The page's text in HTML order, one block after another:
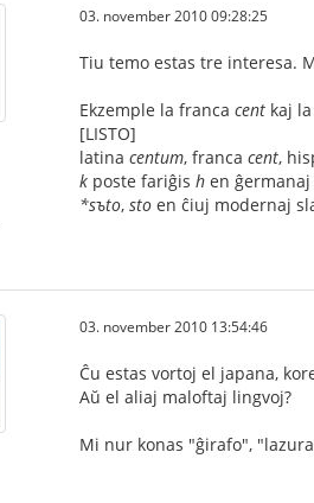
03. november 2010 09:28:25
Tiu temo estas tre interesa.
Ekzemple la franca cent kaj
[LISTO]
latina centum, franca cent,
k poste fariĝis h en
*sъto, sto en ĉiuj modernaj
03. november 2010 13:54:46
Ĉu estas vortoj el japana,
Aŭ el aliaj maloftaj lingvoj?
Mi nur konas "ĝirafo",